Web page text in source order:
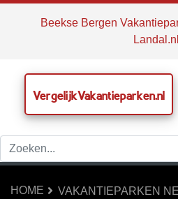
Beekse Bergen
Landal.nl
VergelijkVakantieparken.nl
HOME VAKANTIEPARKEN